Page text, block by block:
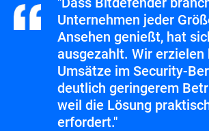
Unternehmen jeder
Ansehen genießt, hat
ausgezahlt. Wir erzielen
Umsätze im Security-
deutlich geringerem
weil die Lösung
erfordert."